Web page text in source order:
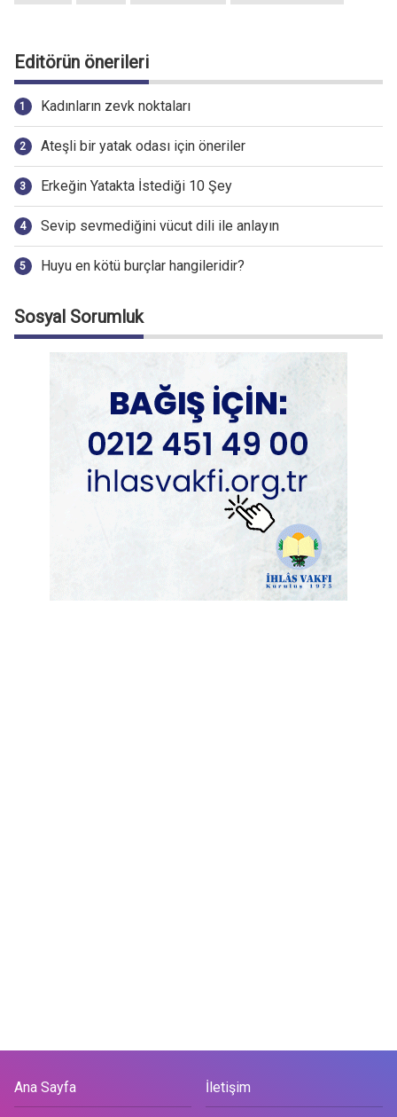
Editörün önerileri
Kadınların zevk noktaları
Ateşli bir yatak odası için öneriler
Erkeğin Yatakta İstediği 10 Şey
Sevip sevmediğini vücut dili ile anlayın
Huyu en kötü burçlar hangileridir?
Sosyal Sorumluk
Ana Sayfa İletişim